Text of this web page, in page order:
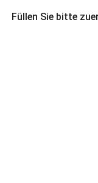
Füllen Sie bitte